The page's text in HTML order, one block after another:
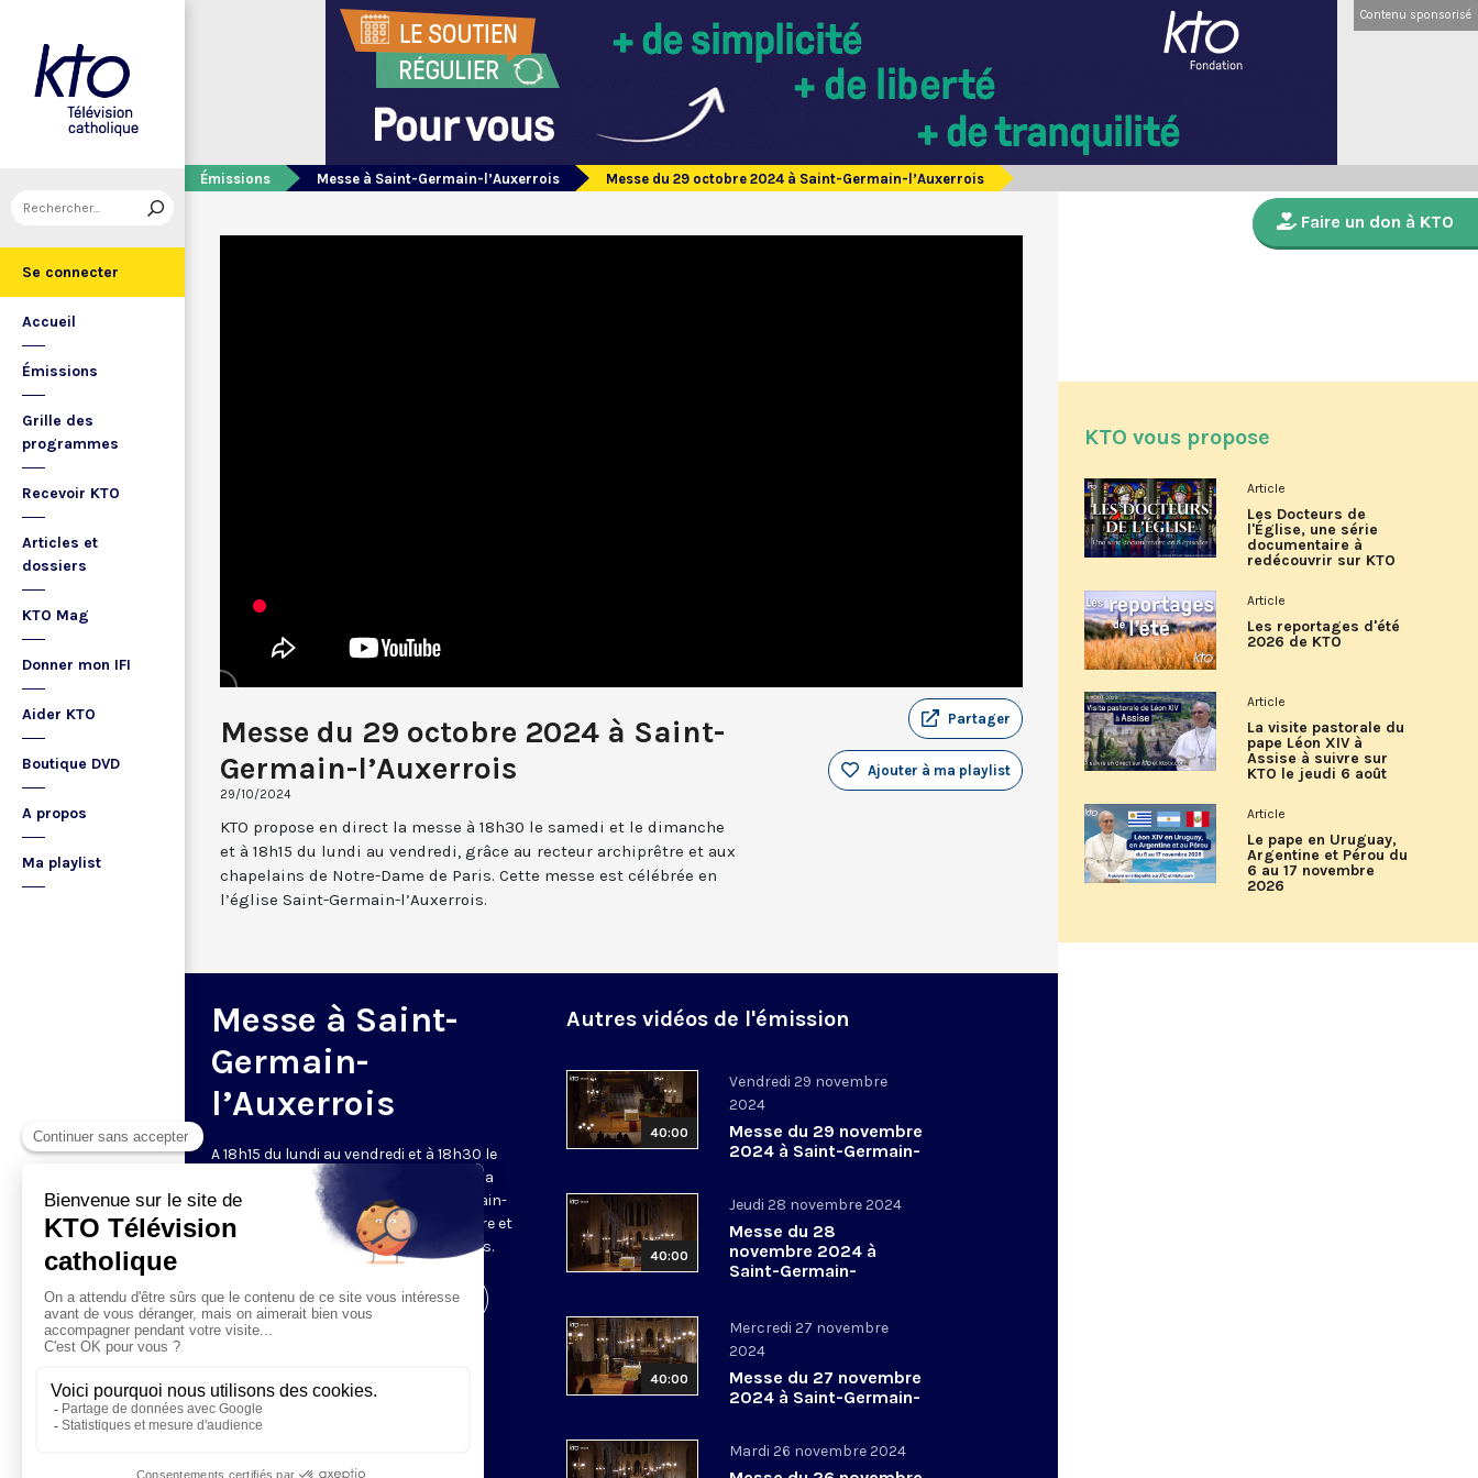
Se connecter
Accueil
Émissions
Grille des
programmes
Recevoir KTO
Articles et
dossiers
KTO Mag
Donner mon IFI
Aider KTO
Boutique DVD
A propos
Ma playlist
Contenu sponsorisé
Émissions Messe à Saint-Germain-l’Auxerrois Messe du 29 octobre 2024 à Saint-Germain-l’Auxerrois
Messe du 29 octobre 2024 à Saint-
Germain-l’Auxerrois
29/10/2024
Partager
Ajouter à ma playlist
KTO propose en direct la messe à 18h30 le samedi et le dimanche
et à 18h15 du lundi au vendredi, grâce au recteur archiprêtre et aux
chapelains de Notre-Dame de Paris. Cette messe est célébrée en
l’église Saint-Germain-l’Auxerrois.
Messe à Saint-
Germain-
l’Auxerrois
A 18h15 du lundi au vendredi et à 18h30 le
samedi et dimanche, KTO retransmet la
messe en direct de l'église Saint-Germain-
l'Auxerrois, grâce au recteur archiprêtre et
aux chapelains de Notre-Dame de Paris.
Visiter la page de l'émission
Autres vidéos de l'émission
40:00
Vendredi 29 novembre
2024
Messe du 29 novembre
2024 à Saint-Germain-
40:00
Jeudi 28 novembre 2024
Messe du 28
novembre 2024 à
Saint-Germain-
40:00
Mercredi 27 novembre
2024
Messe du 27 novembre
2024 à Saint-Germain-
Mardi 26 novembre 2024
Faire un don à KTO
KTO vous propose
Article
Les Docteurs de
l'Église, une série
documentaire à
redécouvrir sur KTO
Article
Les reportages d'été
2026 de KTO
Article
La visite pastorale du
pape Léon XIV à
Assise à suivre sur
KTO le jeudi 6 août
Article
Le pape en Uruguay,
Argentine et Pérou du
6 au 17 novembre
2026